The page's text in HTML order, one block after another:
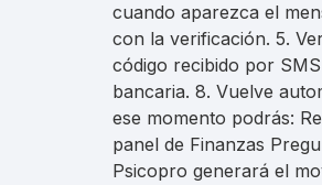
cuando aparezca el
con la verificación. 5.
código recibido por
bancaria. 8. Vuelve
ese momento podrás:
panel de Finanzas
Psicopro generará el